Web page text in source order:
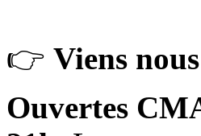
👉 Viens
Ouvertes